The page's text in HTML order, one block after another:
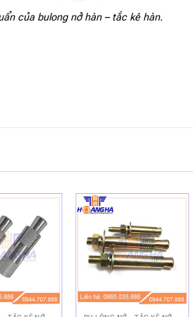
của bulong nở hàn – tắc kê hàn.